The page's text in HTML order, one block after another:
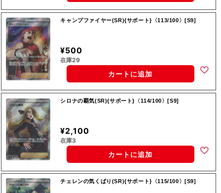
キャンプファイヤー(SR){サポート}〈113/100〉[S9]
¥500
在庫29
カートに追加
シロナの覇気(SR){サポート}〈114/100〉[S9]
¥2,100
在庫3
カートに追加
チェレンの気くばり(SR){サポート}〈115/100〉[S9]